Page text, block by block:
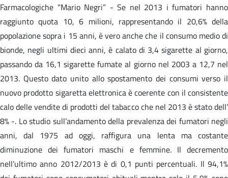
Farmacologiche “Mario Negri” - Se nel 2013 i fumatori hanno
raggiunto quota 10, 6 milioni, rappresentando il 20,6% della
popolazione sopra i 15 anni, è vero anche che il consumo medio di
bionde, negli ultimi dieci anni, è calato di 3,4 sigarette al giorno,
passando da 16,1 sigarette fumate al giorno nel 2003 a 12,7 nel
2013. Questo dato unito allo spostamento dei consumi verso il
nuovo prodotto sigaretta elettronica è coerente con il consistente
calo delle vendite di prodotti del tabacco che nel 2013 è stato dell’
8% -. Lo studio sull’andamento della prevalenza dei fumatori negli
anni, dal 1975 ad oggi, raffigura una lenta ma costante
diminuzione dei fumatori maschi e femmine. Il decremento
nell’ultimo anno 2012/2013 è di 0,1 punti percentuali. Il 94,1%